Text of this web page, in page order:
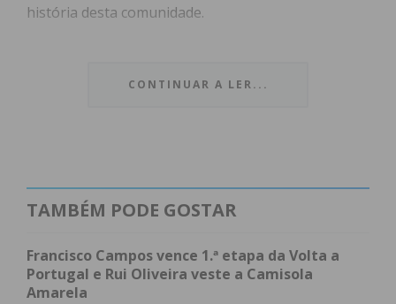
história desta comunidade.
momentos de lazer e tradição, incluindo o
“Queremos que este fim de
semana seja um ponto de
encontro entre gerações,
CONTINUAR A LER...
TAMBÉM PODE GOSTAR
Francisco Campos vence 1.ª etapa da Volta a
Portugal e Rui Oliveira veste a Camisola
Amarela